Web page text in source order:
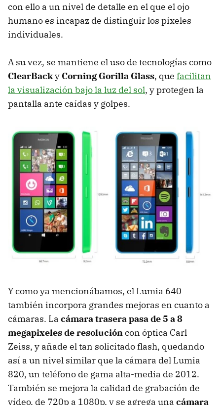
con ello a un nivel de detalle en el que el ojo
humano es incapaz de distinguir los pixeles
individuales.
A su vez, se mantiene el uso de tecnologías como
ClearBacky Corning Gorilla Glass, que facilitan
la visualización bajo la luz del sol, y protegen la
pantalla ante caídas y golpes.
Y como ya mencionábamos, el Lumia 640
también incorpora grandes mejoras en cuanto a
cámaras. La cámara trasera pasa de 5 a 8
megapixeles de resolucióncon óptica Carl
Zeiss, y añade el tan solicitado flash, quedando
así a un nivel similar que la cámara del Lumia
820, un teléfono de gama alta-media de 2012.
También se mejora la calidad de grabación de
vídeo, de 720p a 1080p, y se agrega una cámara